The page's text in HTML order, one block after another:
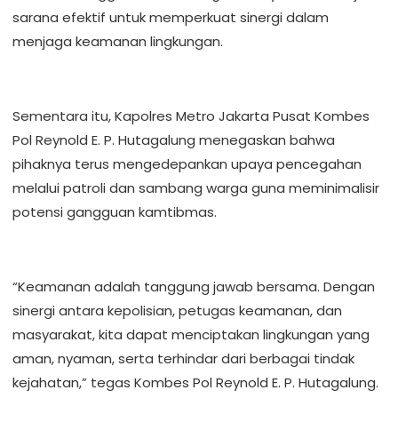
sarana efektif untuk memperkuat sinergi dalam
menjaga keamanan lingkungan.
Sementara itu, Kapolres Metro Jakarta Pusat Kombes
Pol Reynold E. P. Hutagalung menegaskan bahwa
pihaknya terus mengedepankan upaya pencegahan
melalui patroli dan sambang warga guna meminimalisir
potensi gangguan kamtibmas.
“Keamanan adalah tanggung jawab bersama. Dengan
sinergi antara kepolisian, petugas keamanan, dan
masyarakat, kita dapat menciptakan lingkungan yang
aman, nyaman, serta terhindar dari berbagai tindak
kejahatan,” tegas Kombes Pol Reynold E. P. Hutagalung.